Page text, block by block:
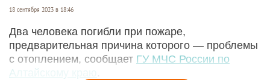
18 сентября 2023 в 18:46
Два человека погибли при пожаре,
предварительная причина которого — проблемы
с отоплением, сообщает ГУ МЧС России по
Алтайскому краю